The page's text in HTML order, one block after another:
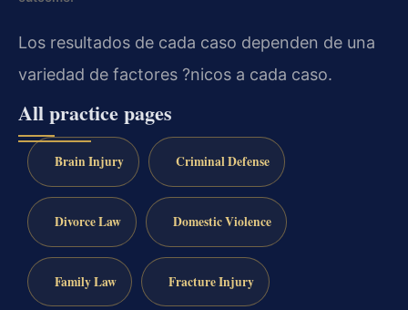
Los resultados de cada caso dependen de una
variedad de factores ?nicos a cada caso.
All practice pages
Brain Injury Criminal Defense
Divorce Law Domestic Violence
Family Law Fracture Injury